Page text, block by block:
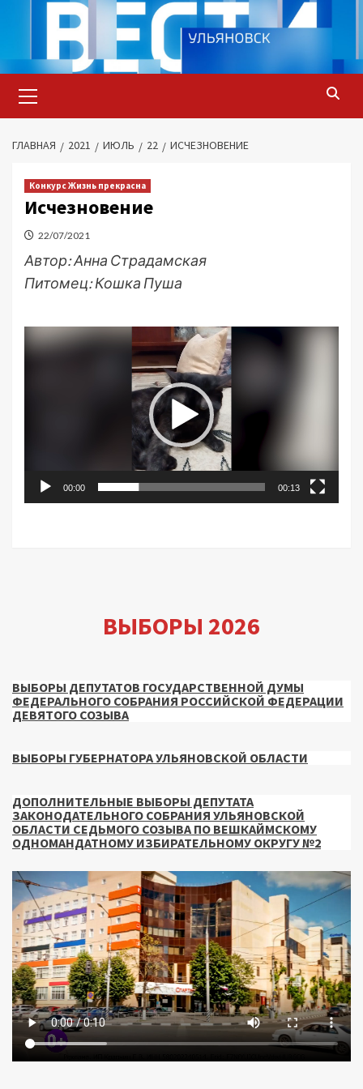
содержимому
меню
ГЛАВНАЯ 2021 ИЮЛЬ 22 ИСЧЕЗНОВЕНИЕ
Конкурс Жизнь прекрасна
Исчезновение
22/07/2021
Автор: Анна Страдамская
Питомец: Кошка Пуша
Видеоплеер
00:00 00:13
ВЫБОРЫ 2026
ВЫБОРЫ ДЕПУТАТОВ ГОСУДАРСТВЕННОЙ ДУМЫ
ФЕДЕРАЛЬНОГО СОБРАНИЯ РОССИЙСКОЙ ФЕДЕРАЦИИ
ДЕВЯТОГО СОЗЫВА
ВЫБОРЫ ГУБЕРНАТОРА УЛЬЯНОВСКОЙ ОБЛАСТИ
ДОПОЛНИТЕЛЬНЫЕ ВЫБОРЫ ДЕПУТАТА
ЗАКОНОДАТЕЛЬНОГО СОБРАНИЯ УЛЬЯНОВСКОЙ
ОБЛАСТИ СЕДЬМОГО СОЗЫВА ПО ВЕШКАЙМСКОМУ
ОДНОМАНДАТНОМУ ИЗБИРАТЕЛЬНОМУ ОКРУГУ №2